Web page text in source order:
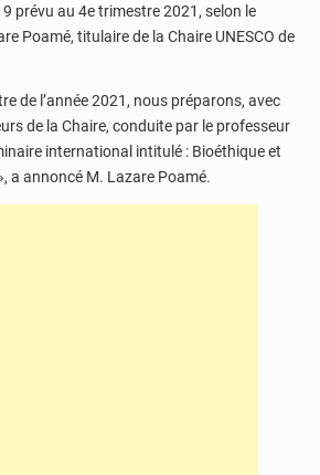
prévu au 4e trimestre 2021, selon le
Poamé, titulaire de la Chaire UNESCO de
de l’année 2021, nous préparons, avec
de la Chaire, conduite par le professeur
international intitulé : Bioéthique et
a annoncé M. Lazare Poamé.